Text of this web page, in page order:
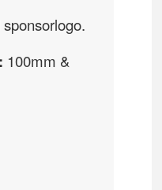
100mm &